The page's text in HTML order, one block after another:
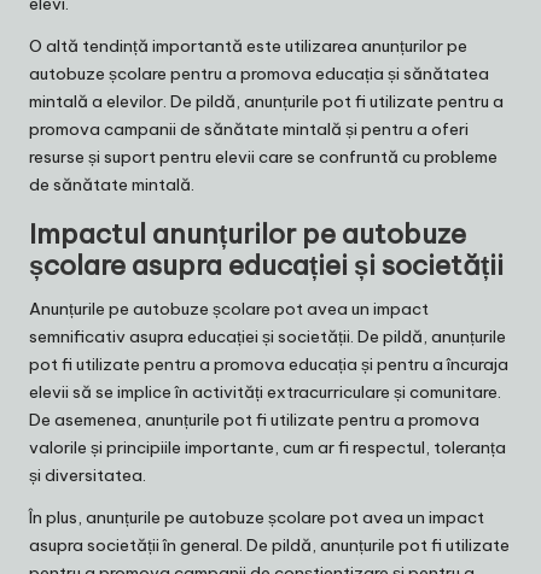
O altă tendință importantă este utilizarea anunțurilor pe
autobuze școlare pentru a promova educația și sănătatea
mintală a elevilor. De pildă, anunțurile pot fi utilizate pentru a
promova campanii de sănătate mintală și pentru a oferi
resurse și suport pentru elevii care se confruntă cu probleme
de sănătate mintală.
Impactul anunțurilor pe autobuze
școlare asupra educației și societății
Anunțurile pe autobuze școlare pot avea un impact
semnificativ asupra educației și societății. De pildă, anunțurile
pot fi utilizate pentru a promova educația și pentru a încuraja
elevii să se implice în activități extracurriculare și comunitare.
De asemenea, anunțurile pot fi utilizate pentru a promova
valorile și principiile importante, cum ar fi respectul, toleranța
și diversitatea.
În plus, anunțurile pe autobuze școlare pot avea un impact
asupra societății în general. De pildă, anunțurile pot fi utilizate